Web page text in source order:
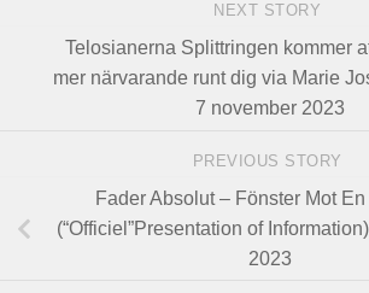
NEXT STORY
Telosianerna Splittringen kommer
mer närvarande runt dig via Marie
7 november 2023
PREVIOUS STORY
Fader Absolut – Fönster Mot
(“Officiel”Presentation of
2023